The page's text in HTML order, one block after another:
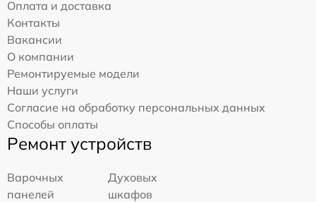
Оплата и доставка
Контакты
Вакансии
О компании
Ремонтируемые модели
Наши услуги
Согласие на обработку персональных данных
Способы оплаты
Ремонт устройств
Варочных
панелей
Духовых
шкафов